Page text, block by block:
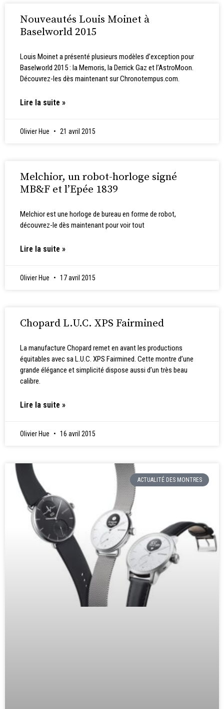
Nouveautés Louis Moinet à
Baselworld 2015
Louis Moinet a présenté plusieurs modèles d’exception pour
Baselworld 2015 : la Memoris, la Derrick Gaz et l’AstroMoon.
Découvrez-les dès maintenant sur Chronotempus.com.
Lire la suite »
Olivier Hue 21 avril 2015
Melchior, un robot-horloge signé
MB&F et l’Epée 1839
Melchior est une horloge de bureau en forme de robot,
découvrez-le dès maintenant pour voir tout
Lire la suite »
Olivier Hue 17 avril 2015
Chopard L.U.C. XPS Fairmined
La manufacture Chopard remet en avant les productions
équitables avec sa L.U.C. XPS Fairmined. Cette montre d’une
grande élégance et simplicité dispose aussi d’un très beau
calibre.
Lire la suite »
Olivier Hue 16 avril 2015
ACTUALITÉ DES MONTRES